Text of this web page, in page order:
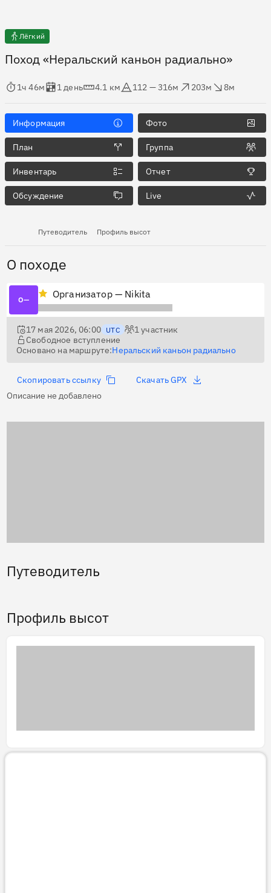
Лёгкий
Поход «Неральский каньон радиально»
в пути
1ч 46м
Оценка в днях
1 день
Дистанция
4.1 км
Абсолютная высота
112 — 316м
Набор высоты
203м
Сброс высоты
8м
Информация Фото
План Группа
Инвентарь Отчет
Обсуждение Live
Путеводитель Профиль высот
О походе
О— Организатор — Nikita
17 мая 2026, 06:00 UTC 1участник
Свободное вступление
Основано на маршруте:Неральский каньон радиально
Скопировать ссылку
Скачать GPX
Описание не добавлено
Путеводитель
Профиль высот